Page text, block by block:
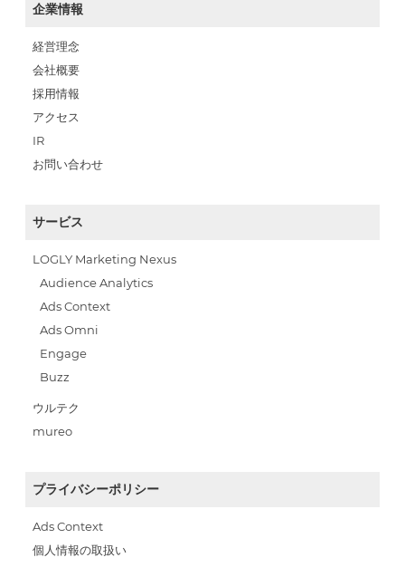
企業情報
経営理念
会社概要
採用情報
アクセス
IR
お問い合わせ
サービス
LOGLY Marketing Nexus
Audience Analytics
Ads Context
Ads Omni
Engage
Buzz
ウルテク
mureo
プライバシーポリシー
Ads Context
個人情報の取扱い